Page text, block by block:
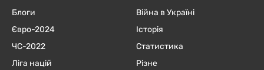
Блоги
Євро-2024
ЧC-2022
Ліга націй
Війна в Україні
Історія
Статистика
Різне